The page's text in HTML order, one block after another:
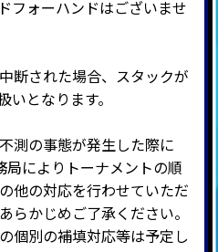
フォーハンドはございませ
断された場合、スタックが
となります。
測の事態が発生した際に
によりトーナメントの順
他の対応を行わせていただ
らかじめご了承ください。
個別の補填対応等は予定し